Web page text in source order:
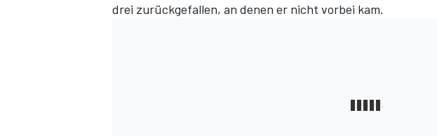
drei zurückgefallen, an denen er nicht vorbei kam.